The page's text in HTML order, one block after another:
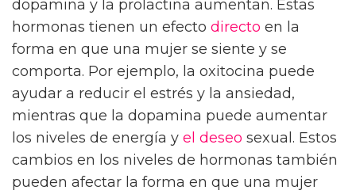
dopamina y la prolactina aumentan. Estas
hormonas tienen un efecto directo en la
forma en que una mujer se siente y se
comporta. Por ejemplo, la oxitocina puede
ayudar a reducir el estrés y la ansiedad,
mientras que la dopamina puede aumentar
los niveles de energía y el deseo sexual. Estos
cambios en los niveles de hormonas también
pueden afectar la forma en que una mujer